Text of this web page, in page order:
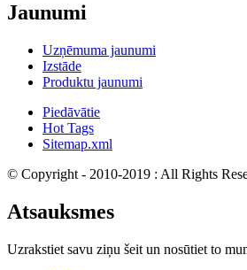
Jaunumi
Uzņēmuma jaunumi
Izstāde
Produktu jaunumi
Piedāvātie
Hot Tags
Sitemap.xml
© Copyright - 2010-2019 : All Rights
Atsauksmes
Uzrakstiet savu ziņu šeit un nosūtiet to